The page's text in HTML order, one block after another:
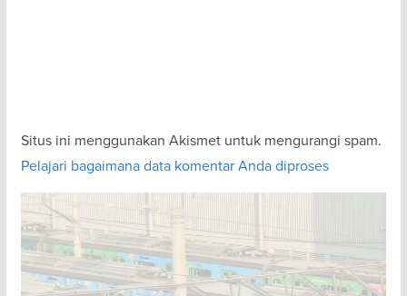
Situs ini menggunakan Akismet untuk mengurangi spam.
Pelajari bagaimana data komentar Anda diproses